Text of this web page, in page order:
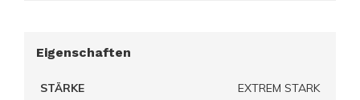
Eigenschaften
STÄRKE EXTREM STARK